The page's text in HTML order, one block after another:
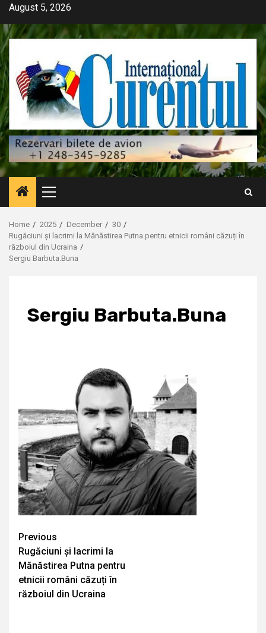
Skip
content
August 5, 2026
Primary
Menu
Home 2025 December
30
Rugăciuni și lacrimi la Mănăstirea Putna pentru etnicii români căzuți în
războiul din Ucraina
Sergiu Barbuta.Buna
Sergiu Barbuta.Buna
Continue
Reading
Previous
Rugăciuni și lacrimi la
Mănăstirea Putna pentru
etnicii români căzuți în
războiul din Ucraina